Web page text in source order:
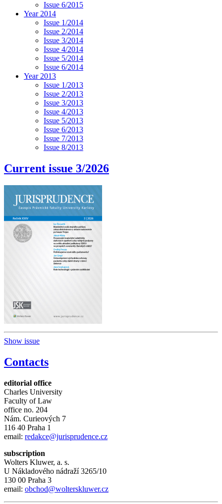
Issue 6/2015
Year 2014
Issue 1/2014
Issue 2/2014
Issue 3/2014
Issue 4/2014
Issue 5/2014
Issue 6/2014
Year 2013
Issue 1/2013
Issue 2/2013
Issue 3/2013
Issue 4/2013
Issue 5/2013
Issue 6/2013
Issue 7/2013
Issue 8/2013
Current issue 3/2026
Show issue
Contacts
editorial office
Charles University
Faculty of Law
office no. 204
Nám. Curieových 7
116 40 Praha 1
email: redakce@jurisprudence.cz
subscription
Wolters Kluwer, a. s.
U Nákladového nádraží 3265/10
130 00 Praha 3
email: obchod@wolterskluwer.cz